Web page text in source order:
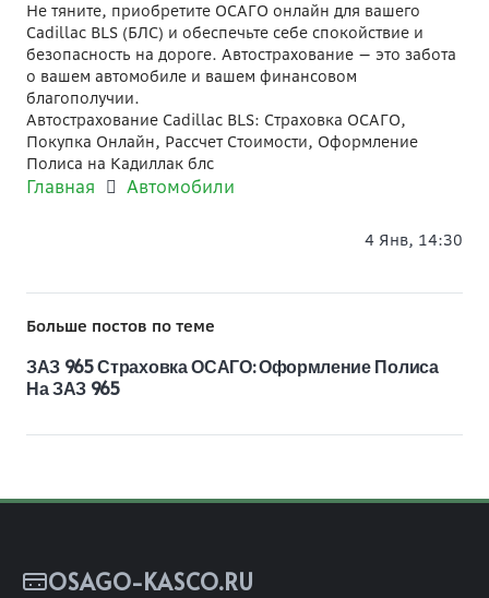
Не тяните, приобретите ОСАГО онлайн для вашего
Cadillac BLS (БЛС) и обеспечьте себе спокойствие и
безопасность на дороге. Автострахование — это забота
о вашем автомобиле и вашем финансовом
благополучии.
Автострахование Cadillac BLS: Страховка ОСАГО,
Покупка Онлайн, Рассчет Стоимости, Оформление
Полиса на Кадиллак блс
Главная Автомобили
4 Янв, 14:30
Больше постов по теме
ЗАЗ 965 Страховка ОСАГО: Оформление Полиса
На ЗАЗ 965
OSAGO-KASCO.RU